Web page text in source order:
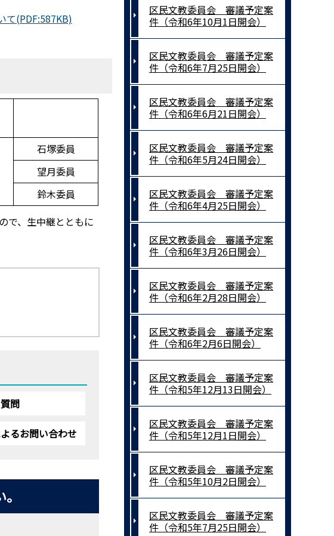
て(PDF:587KB)
石塚委員
望月委員
鈴木委員
で、生中継とともに
問
るお問い合わせ
区民文教委員会 審議予定案
件（令和6年10月1日開会）
区民文教委員会 審議予定案
件（令和6年7月25日開会）
区民文教委員会 審議予定案
件（令和6年6月21日開会）
区民文教委員会 審議予定案
件（令和6年5月24日開会）
区民文教委員会 審議予定案
件（令和6年4月25日開会）
区民文教委員会 審議予定案
件（令和6年3月26日開会）
区民文教委員会 審議予定案
件（令和6年2月28日開会）
区民文教委員会 審議予定案
件（令和6年2月6日開会）
区民文教委員会 審議予定案
件（令和5年12月13日開会）
区民文教委員会 審議予定案
件（令和5年12月1日開会）
区民文教委員会 審議予定案
件（令和5年10月2日開会）
区民文教委員会 審議予定案
件（令和5年7月25日開会）